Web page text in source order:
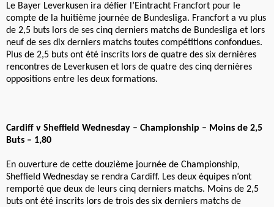
Le Bayer Leverkusen ira défier l’Eintracht Francfort pour le
compte de la huitième journée de Bundesliga. Francfort a vu plus
de 2,5 buts lors de ses cinq derniers matchs de Bundesliga et lors
neuf de ses dix derniers matchs toutes compétitions confondues.
Plus de 2,5 buts ont été inscrits lors de quatre des six dernières
rencontres de Leverkusen et lors de quatre des cinq dernières
oppositions entre les deux formations.
Cardiff v Sheffield Wednesday – Championship – Moins de 2,5
Buts – 1,80
En ouverture de cette douzième journée de Championship,
Sheffield Wednesday se rendra Cardiff. Les deux équipes n’ont
remporté que deux de leurs cinq derniers matchs. Moins de 2,5
buts ont été inscrits lors de trois des six derniers matchs de